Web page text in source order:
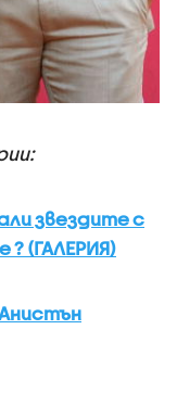
звездите с
(ГАЛЕРИЯ)